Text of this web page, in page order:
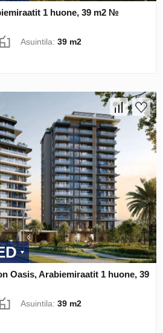
1 huone, 39 m2 №
Asuintila:39 m2
Oasis, Arabiemiraatit 1 huone, 39
Asuintila:39 m2